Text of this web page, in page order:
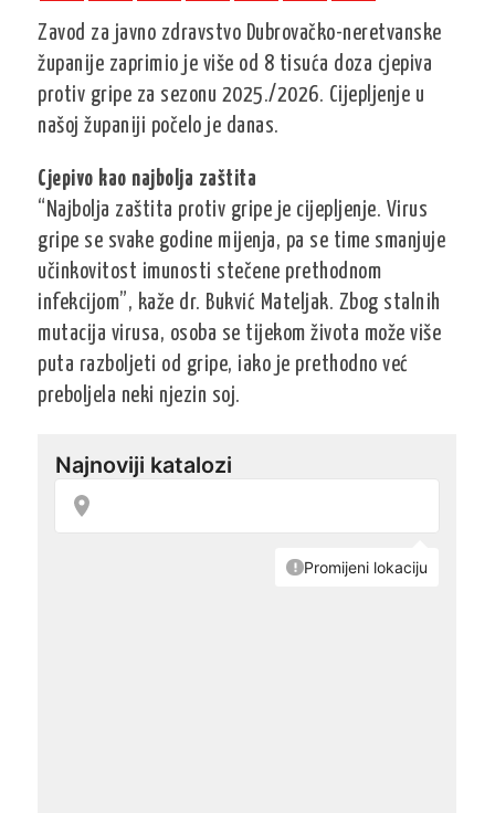
Zavod za javno zdravstvo Dubrovačko-neretvanske
županije zaprimio je više od 8 tisuća doza cjepiva
protiv gripe za sezonu 2025./2026. Cijepljenje u
našoj županiji počelo je danas.
Cjepivo kao najbolja zaštita
“Najbolja zaštita protiv gripe je cijepljenje. Virus
gripe se svake godine mijenja, pa se time smanjuje
učinkovitost imunosti stečene prethodnom
infekcijom”, kaže dr. Bukvić Mateljak. Zbog stalnih
mutacija virusa, osoba se tijekom života može više
puta razboljeti od gripe, iako je prethodno već
preboljela neki njezin soj.